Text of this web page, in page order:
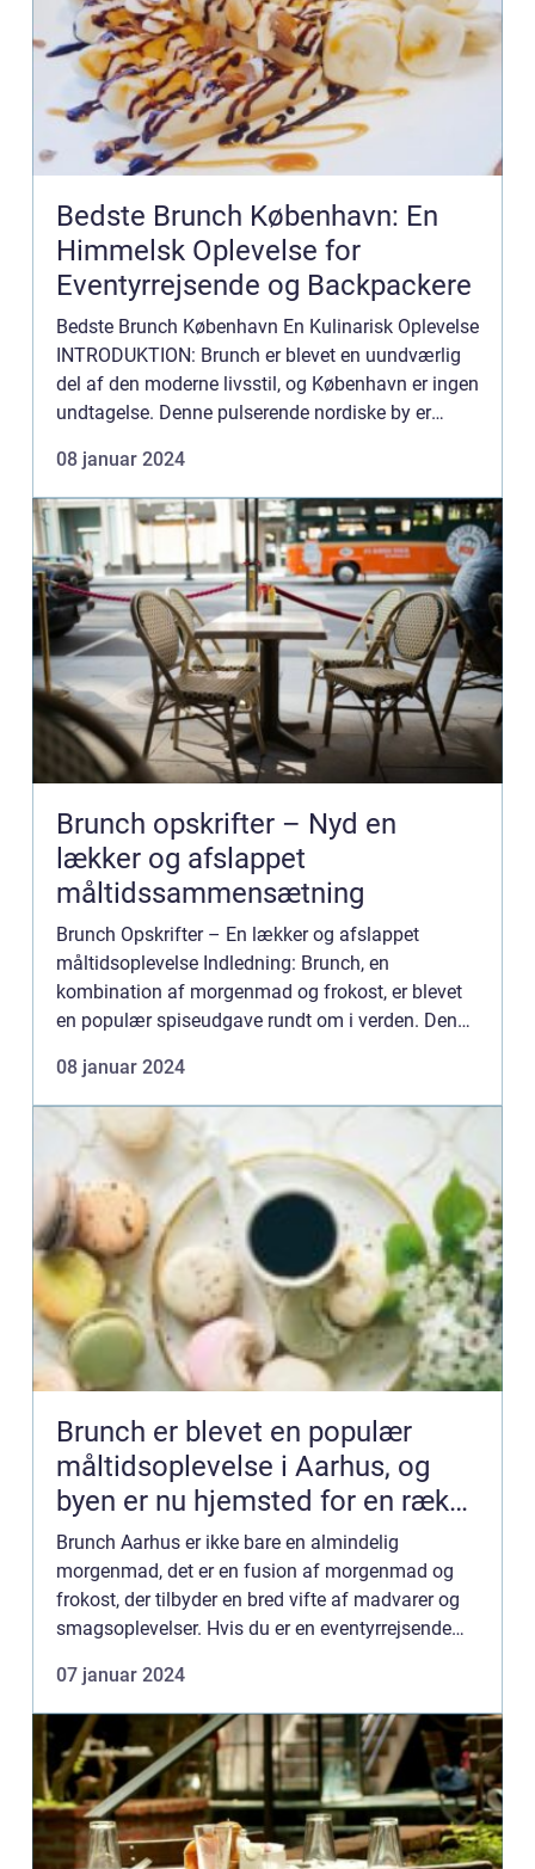
Bedste Brunch København: En
Himmelsk Oplevelse for
Eventyrrejsende og Backpackere
Bedste Brunch København En Kulinarisk Oplevelse
INTRODUKTION: Brunch er blevet en uundværlig
del af den moderne livsstil, og København er ingen
undtagelse. Denne pulserende nordiske by er
med innova...
08 januar 2024
Brunch opskrifter – Nyd en
lækker og afslappet
måltidssammensætning
Brunch Opskrifter – En lækker og afslappet
måltidsoplevelse Indledning: Brunch, en
kombination af morgenmad og frokost, er blevet
en populær spiseudgave rundt om i verden. Denne
tiltrukket opmærksomh...
08 januar 2024
Brunch er blevet en populær
måltidsoplevelse i Aarhus, og
byen er nu hjemsted for en række
fantastiske brunchsteder
Brunch Aarhus er ikke bare en almindelig
morgenmad, det er en fusion af morgenmad og
frokost, der tilbyder en bred vifte af madvarer og
smagsoplevelser. Hvis du er en eventyrrejsende
måde at starte d...
07 januar 2024